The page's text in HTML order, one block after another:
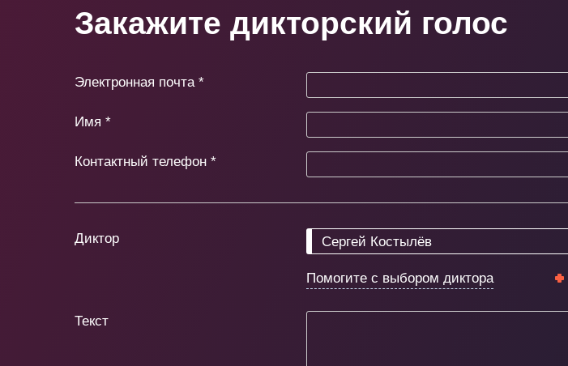
Закажите дикторский голос
Электронная почта *
Имя *
Контактный телефон *
Диктор Сергей Костылёв
Помогите с выбором диктора
Текст